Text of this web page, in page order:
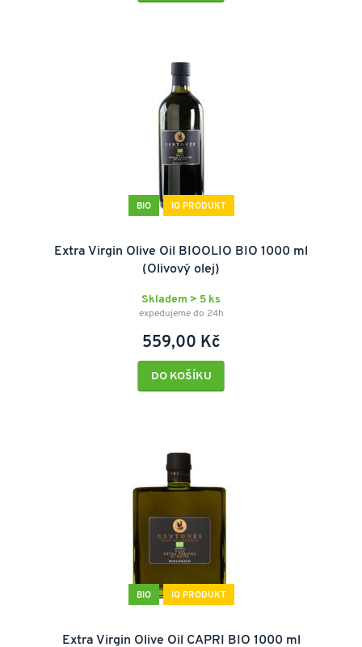
BIO IQ PRODUKT
Extra Virgin Olive Oil BIOOLIO BIO 1000 ml
(Olivový olej)
Skladem > 5 ks
expedujeme do 24h
559,00 Kč
DO KOŠÍKU
BIO IQ PRODUKT
Extra Virgin Olive Oil CAPRI BIO 1000 ml